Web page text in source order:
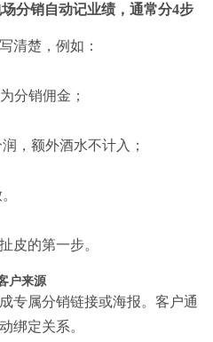
分销自动记业绩，通常分4步
清楚，例如：
分销佣金；
，额外酒水不计入；
皮的第一步。
户来源
专属分销链接或海报。客户通
绑定关系。